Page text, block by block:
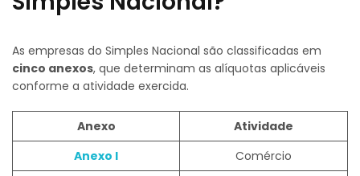
As empresas do Simples Nacional são classificadas em
cinco anexos, que determinam as alíquotas aplicáveis
conforme a atividade exercida.
Anexo
Atividade
Anexo I
Comércio